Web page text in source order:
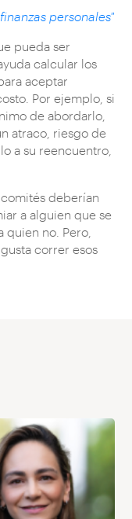
personales"
pueda ser
calcular los
aceptar
Por ejemplo, si
de abordarlo,
atraco, riesgo de
a su reencuentro,
deberían
a alguien que se
no. Pero,
correr esos